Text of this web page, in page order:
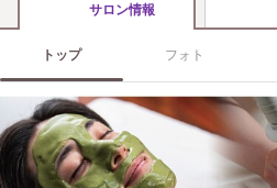
サロン情報
トップ フォト